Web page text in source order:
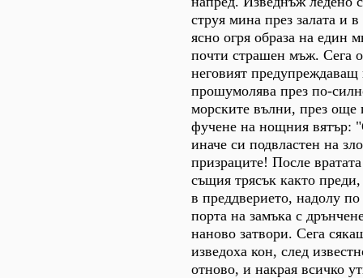
струя мина през залата и
ясно огря образа на един
почти страшен мъж. Сега
неговият предупреждаващ
прошумолява през по-
морските вълни, през още
фучене на нощния вятър:
иначе си подвластен на
призраците! После
същия трясък както
в преддверието, надолу по
порта на замъка с
наново затвори. Сега
изведоха кон, след
отново, и накрая всичко